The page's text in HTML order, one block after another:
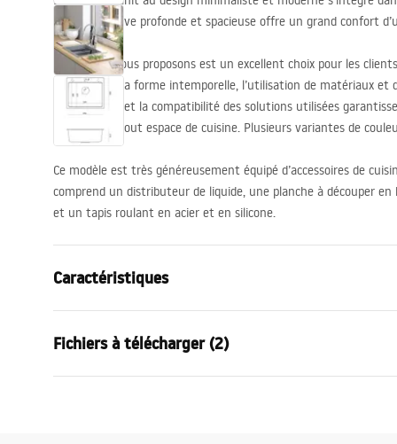
cuisine. La cuve profonde et spacieuse offre un grand confort
L’évier que nous proposons est un excellent choix pour les
savoir-faire. La forme intemporelle, l’utilisation de matériaux et
grand design et la compatibilité des solutions utilisées
remplissent tout espace de cuisine. Plusieurs variantes de
Ce modèle est très généreusement équipé d’accessoires de
comprend un distributeur de liquide, une planche à découper
et un tapis roulant en acier et en silicone.
Caractéristiques
Largeur de l'évier
La profondeur d'évier
215mm
Fichiers à télécharger (2)